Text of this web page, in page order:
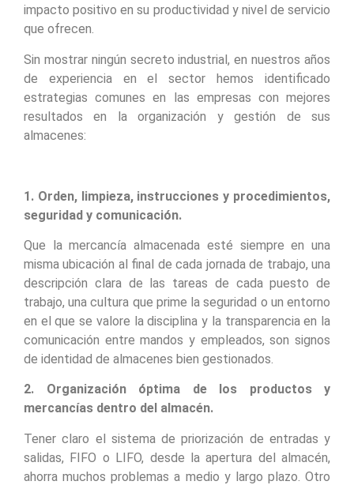
impacto positivo en su productividad y nivel de servicio
que ofrecen.
Sin mostrar ningún secreto industrial, en nuestros años
de experiencia en el sector hemos identificado
estrategias comunes en las empresas con mejores
resultados en la organización y gestión de sus
almacenes:
1. Orden, limpieza, instrucciones y procedimientos,
seguridad y comunicación.
Que la mercancía almacenada esté siempre en una
misma ubicación al final de cada jornada de trabajo, una
descripción clara de las tareas de cada puesto de
trabajo, una cultura que prime la seguridad o un entorno
en el que se valore la disciplina y la transparencia en la
comunicación entre mandos y empleados, son signos
de identidad de almacenes bien gestionados.
2. Organización óptima de los productos y
mercancías dentro del almacén.
Tener claro el sistema de priorización de entradas y
salidas, FIFO o LIFO, desde la apertura del almacén,
ahorra muchos problemas a medio y largo plazo. Otro